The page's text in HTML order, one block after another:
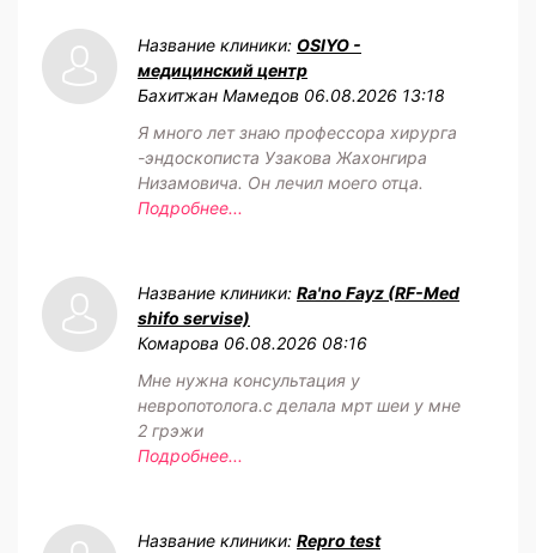
Название клиники: OSIYO -
медицинский центр
Бахитжан Мамедов 06.08.2026 13:18
Я много лет знаю профессора хирурга
-эндоскописта Узакова Жахонгира
Низамовича. Он лечил моего отца.
Подробнее...
Название клиники: Ra'no Fayz (RF-Med
shifo servise)
Комарова 06.08.2026 08:16
Мне нужна консультация у
невропотолога.с делала мрт шеи у мне
2 грэжи
Подробнее...
Название клиники: Repro test